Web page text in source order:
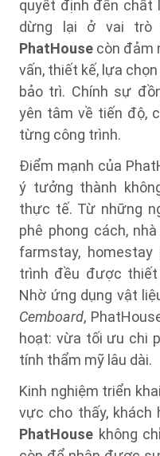
quyết định đến chất
dừng lại ở vai trò
PhatHouse còn đảm
vấn, thiết kế, lựa
bảo trì. Chính sự
yên tâm về tiến độ,
từng công trình.
Điểm mạnh của
ý tưởng thành
thực tế. Từ những
phê phong cách,
farmstay,
trình đều được
Nhờ ứng dụng vật
Cemboard,
hoạt: vừa tối ưu chi
tính thẩm mỹ lâu dài.
Kinh nghiệm triển
vực cho thấy, khách
PhatHouse không